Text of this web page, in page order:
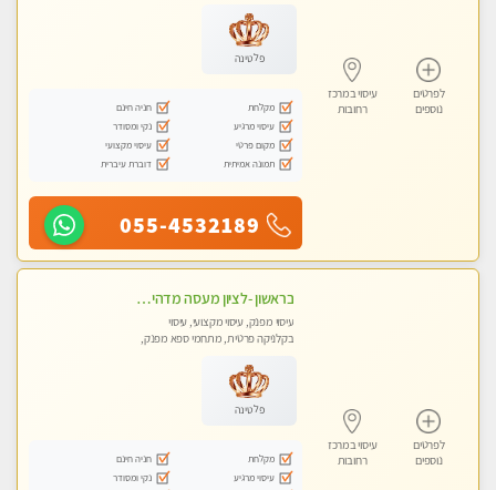
לפרטים
נוספים
עיסוי במרכז
רחובות
פלטינה
מקלחת
חניה חינם
עיסוי מרגיע
נקי ומסודר
מקום פרטי
עיסוי מקצועי
תמונה אמיתית
דוברת עיברית
055-4532189
לפרטים
נוספים
עיסוי במרכז
רחובות
בראשון -לציון מעסה מדהימה ביותר בתל אביב ומומלץ לחלוטין! פרטי! ​​​​​​ Highly recommended
עיסוי מפנק, עיסוי מקצועי, עיסוי
בקלניקה פרטית, מתחמי ספא מפנק,
פלטינה
מקלחת
חניה חינם
עיסוי מרגיע
נקי ומסודר